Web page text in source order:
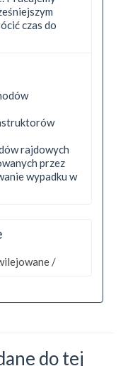
czas do
rajdowych
przez
wypadku w
/
do tej